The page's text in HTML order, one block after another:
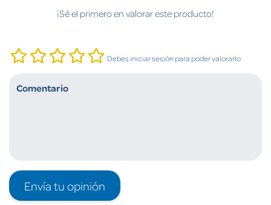
¡Sé el primero en valorar este producto!
Debes iniciar sesión para poder valorarlo
Envía tu opinión